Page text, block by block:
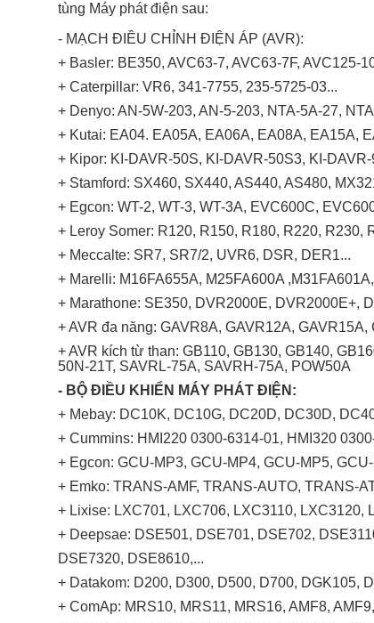
tùng Máy phát điện sau:
- MẠCH ĐIỀU CHỈNH ĐIỆN ÁP (AVR):
+ Basler: BE350, AVC63-7, AVC63-7F, AVC125-
+ Caterpillar: VR6, 341-7755, 235-5725-03...
+ Denyo: AN-5W-203, AN-5-203, NTA-5A-27,
+ Kutai: EA04. EA05A, EA06A, EA08A, EA15A,
+ Kipor: KI-DAVR-50S, KI-DAVR-50S3, KI-
+ Stamford: SX460, SX440, AS440, AS480,
+ Egcon: WT-2, WT-3, WT-3A, EVC600C,
+ Leroy Somer: R120, R150, R180, R220, R230,
+ Meccalte: SR7, SR7/2, UVR6, DSR, DER1...
+ Marelli: M16FA655A, M25FA600A
+ Marathone: SE350, DVR2000E, DVR2000E+,
+ AVR đa năng: GAVR8A, GAVR12A,
+ AVR kích từ than: GB110, GB130, GB140,
50N-21T, SAVRL-75A, SAVRH-75A, POW50A
- BỘ ĐIỀU KHIỂN MÁY PHÁT ĐIỆN:
+ Mebay: DC10K, DC10G, DC20D, DC30D,
+ Cummins: HMI220 0300-6314-01, HMI320
+ Egcon: GCU-MP3, GCU-MP4, GCU-MP5,
+ Emko: TRANS-AMF, TRANS-AUTO, TRANS-
+ Lixise: LXC701, LXC706, LXC3110,
+ Deepsae: DSE501, DSE701, DSE702,
DSE7320, DSE8610,...
+ Datakom: D200, D300, D500, D700, DGK105,
+ ComAp: MRS10, MRS11, MRS16, AMF8,